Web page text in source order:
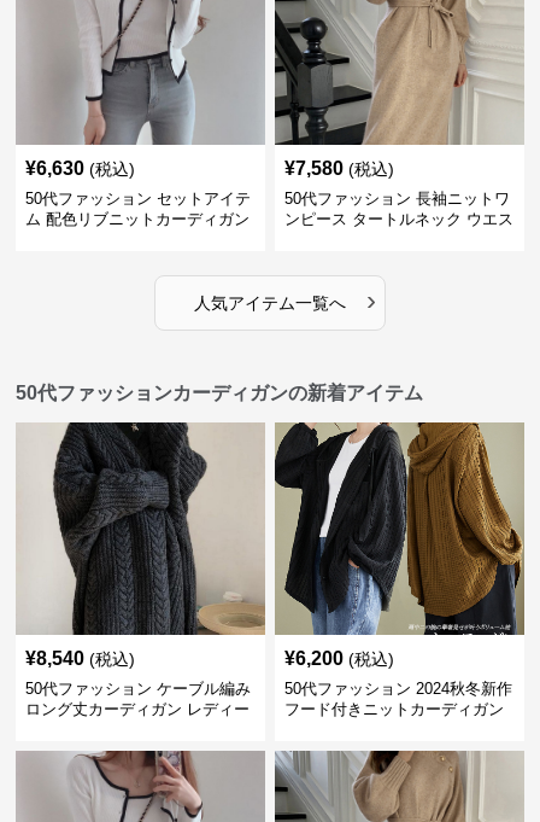
¥6,630 (税込)
50代ファッション セットアイテ
ム 配色リブニットカーディガン
¥7,580 (税込)
50代ファッション 長袖ニットワ
ンピース タートルネック ウエス
人気アイテム一覧へ ›
50代ファッションカーディガンの新着アイテム
¥8,540 (税込)
50代ファッション ケーブル編み
ロング丈カーディガン レディー
¥6,200 (税込)
50代ファッション 2024秋冬新作
フード付きニットカーディガン